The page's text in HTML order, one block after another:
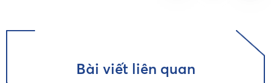
Bài viết liên quan